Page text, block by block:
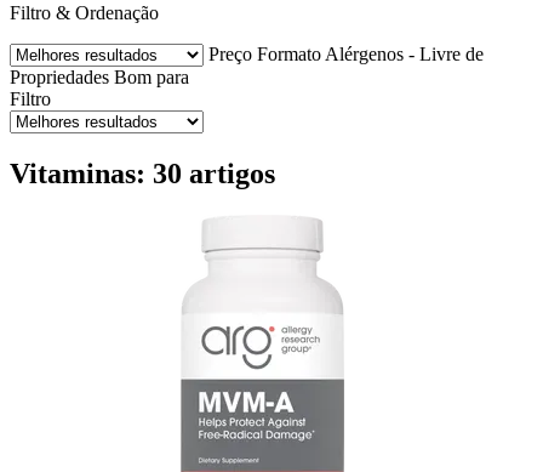
Filtro & Ordenação
Preço Formato Alérgenos - Livre de
Propriedades Bom para
Filtro
Vitaminas: 30 artigos